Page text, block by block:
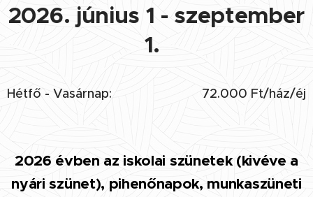
2026. június 1 - szeptember
1.
Hétfő - Vasárnap: 72.000 Ft/ház/éj
2026 évben az iskolai szünetek (kivéve a
nyári szünet), pihenőnapok, munkaszüneti